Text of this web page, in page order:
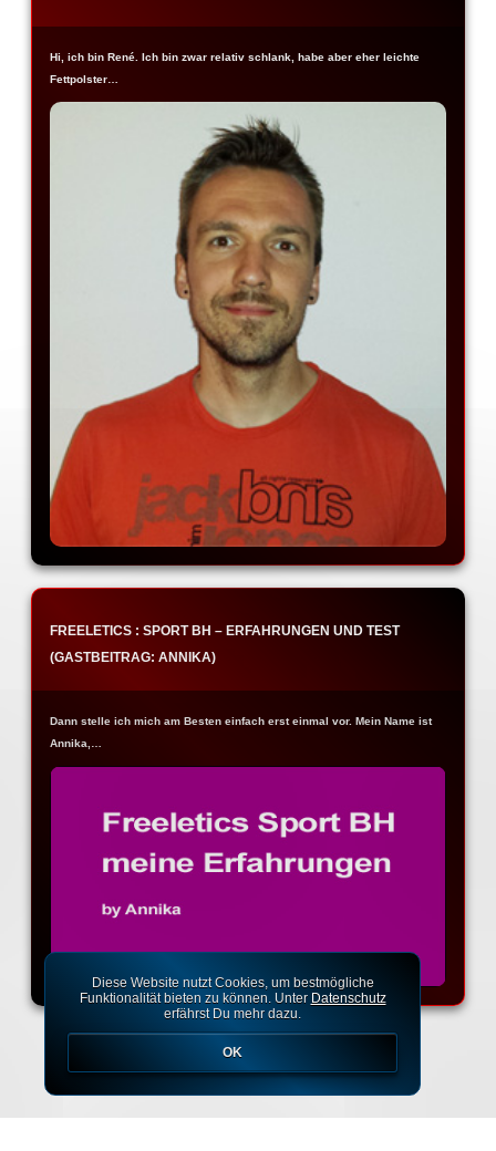
Hi, ich bin René. Ich bin zwar relativ schlank, habe aber eher leichte
Fettpolster…
FREELETICS : SPORT BH – ERFAHRUNGEN UND TEST
(GASTBEITRAG: ANNIKA)
Dann stelle ich mich am Besten einfach erst einmal vor. Mein Name ist
Annika,…
Diese Website nutzt Cookies, um bestmögliche
Funktionalität bieten zu können. Unter Datenschutz
erfährst Du mehr dazu.
OK